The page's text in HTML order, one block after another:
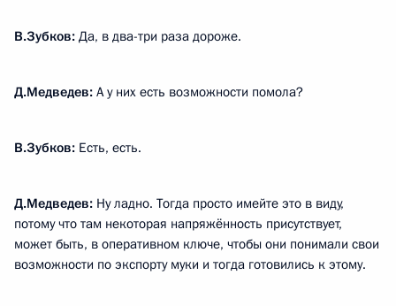
В.Зубков: Да, в два-три раза дороже.
Д.Медведев: А у них есть возможности помола?
В.Зубков: Есть, есть.
Д.Медведев: Ну ладно. Тогда просто имейте это в виду,
потому что там некоторая напряжённость присутствует,
может быть, в оперативном ключе, чтобы они понимали свои
возможности по экспорту муки и тогда готовились к этому.